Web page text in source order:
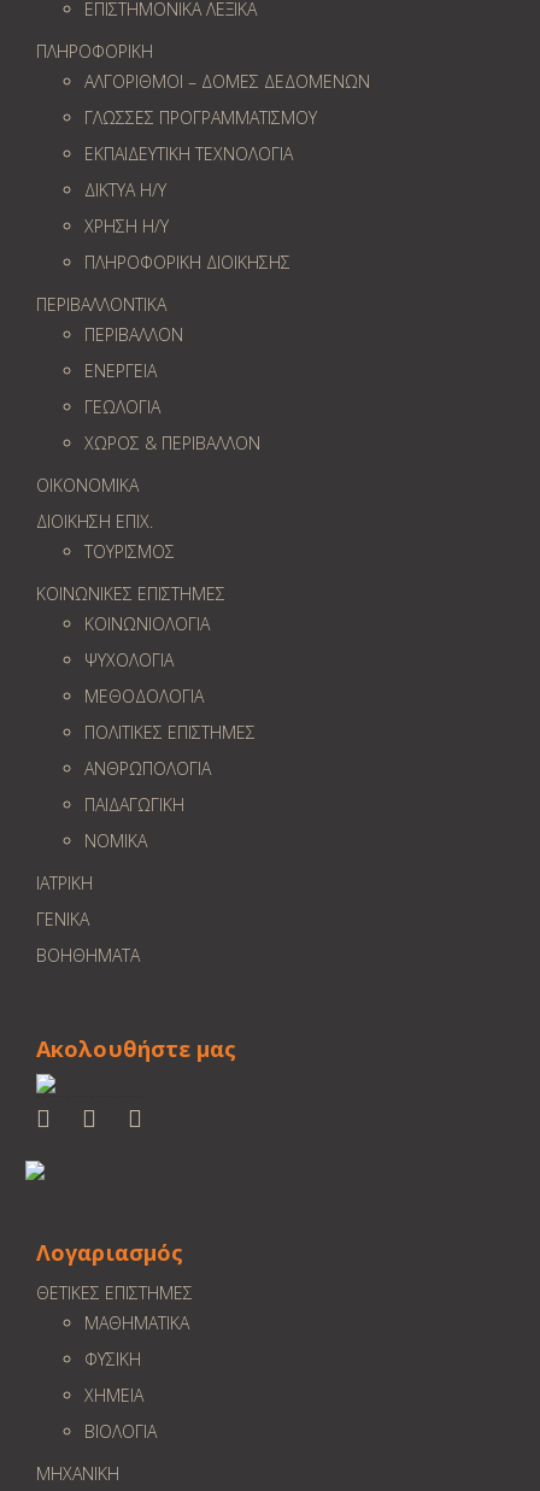
ΕΠΙΣΤΗΜΟΝΙΚΑ ΛΕΞΙΚΑ
ΠΛΗΡΟΦΟΡΙΚΗ
ΑΛΓΟΡΙΘΜΟΙ – ΔΟΜΕΣ ΔΕΔΟΜΕΝΩΝ
ΓΛΩΣΣΕΣ ΠΡΟΓΡΑΜΜΑΤΙΣΜΟΥ
ΕΚΠΑΙΔΕΥΤΙΚΗ ΤΕΧΝΟΛΟΓΙΑ
ΔΙΚΤΥΑ Η/Υ
ΧΡΗΣΗ Η/Υ
ΠΛΗΡΟΦΟΡΙΚΗ ΔΙΟΙΚΗΣΗΣ
ΠΕΡΙΒΑΛΛΟΝΤΙΚΑ
ΠΕΡΙΒΑΛΛΟΝ
ΕΝΕΡΓΕΙΑ
ΓΕΩΛOΓΙΑ
ΧΩΡΟΣ & ΠΕΡΙΒΑΛΛΟΝ
ΟΙΚΟΝΟΜΙΚΑ
ΔΙΟΙΚΗΣΗ ΕΠΙΧ.
ΤΟΥΡΙΣΜΟΣ
ΚΟΙΝΩΝΙΚΕΣ ΕΠΙΣΤΗΜΕΣ
ΚΟΙΝΩΝΙΟΛΟΓΙΑ
ΨΥΧΟΛΟΓΙΑ
ΜΕΘΟΔΟΛΟΓΙΑ
ΠΟΛΙΤΙΚΕΣ ΕΠΙΣΤΗΜΕΣ
ΑΝΘΡΩΠΟΛΟΓΙΑ
ΠΑΙΔΑΓΩΓΙΚΗ
ΝΟΜΙΚΑ
ΙΑΤΡΙΚΗ
ΓΕΝΙΚΑ
ΒΟΗΘΗΜΑΤΑ
Ακολουθήστε μας
Λογαριασμός
ΘΕΤΙΚΕΣ ΕΠΙΣΤΗΜΕΣ
ΜΑΘΗΜΑΤΙΚΑ
ΦΥΣΙΚΗ
ΧΗΜΕΙΑ
ΒΙΟΛΟΓΙΑ
ΜΗΧΑΝΙΚΗ